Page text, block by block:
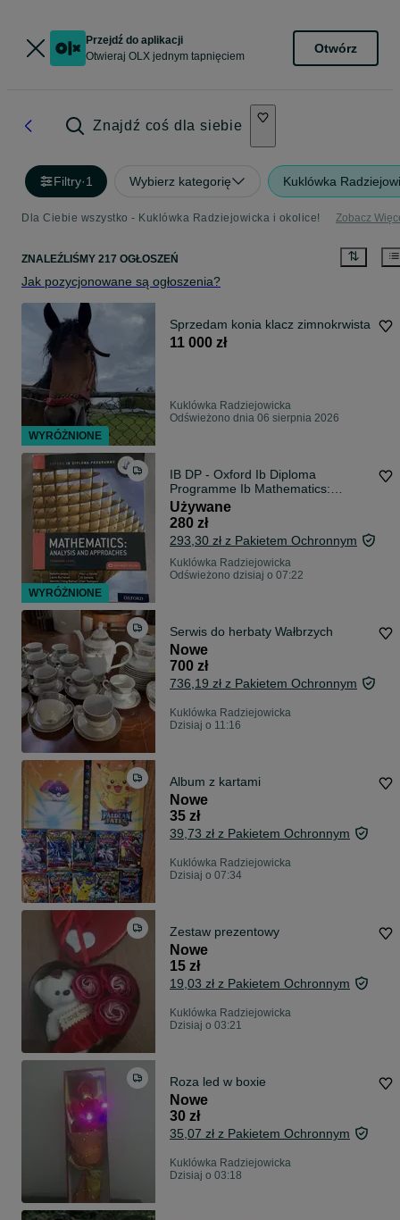
Przejdź do aplikacji
Otwieraj OLX jednym tapnięciem
Otwórz
Znajdź coś dla siebie
Filtry·1 Wybierz kategorię Kuklówka
Dla Ciebie wszystko - Kuklówka Radziejowicka i okolice! Zobacz
ZNALEŹLIŚMY 217 OGŁOSZEŃ
Jak pozycjonowane są ogłoszenia?
Sprzedam konia klacz zimnokrwista
11 000 zł
Kuklówka Radziejowicka
Odświeżono dnia 06 sierpnia 2026
IB DP - Oxford Ib Diploma
Programme Ib Mathematics:
Analysis and Approaches, Standard
Level, Print
Używane
280 zł
293,30 zł z Pakietem Ochronnym
Kuklówka Radziejowicka
Odświeżono dzisiaj o 07:22
Serwis do herbaty Wałbrzych
Nowe
700 zł
736,19 zł z Pakietem Ochronnym
Kuklówka Radziejowicka
Dzisiaj o 11:16
Album z kartami
Nowe
35 zł
39,73 zł z Pakietem Ochronnym
Kuklówka Radziejowicka
Dzisiaj o 07:34
Zestaw prezentowy
Nowe
15 zł
19,03 zł z Pakietem Ochronnym
Kuklówka Radziejowicka
Dzisiaj o 03:21
Roza led w boxie
Nowe
30 zł
35,07 zł z Pakietem Ochronnym
Kuklówka Radziejowicka
Dzisiaj o 03:18
WYRÓŻNIONE
WYRÓŻNIONE